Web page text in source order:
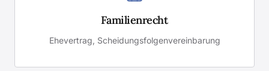
Familienrecht
Ehevertrag, Scheidungsfolgenvereinbarung